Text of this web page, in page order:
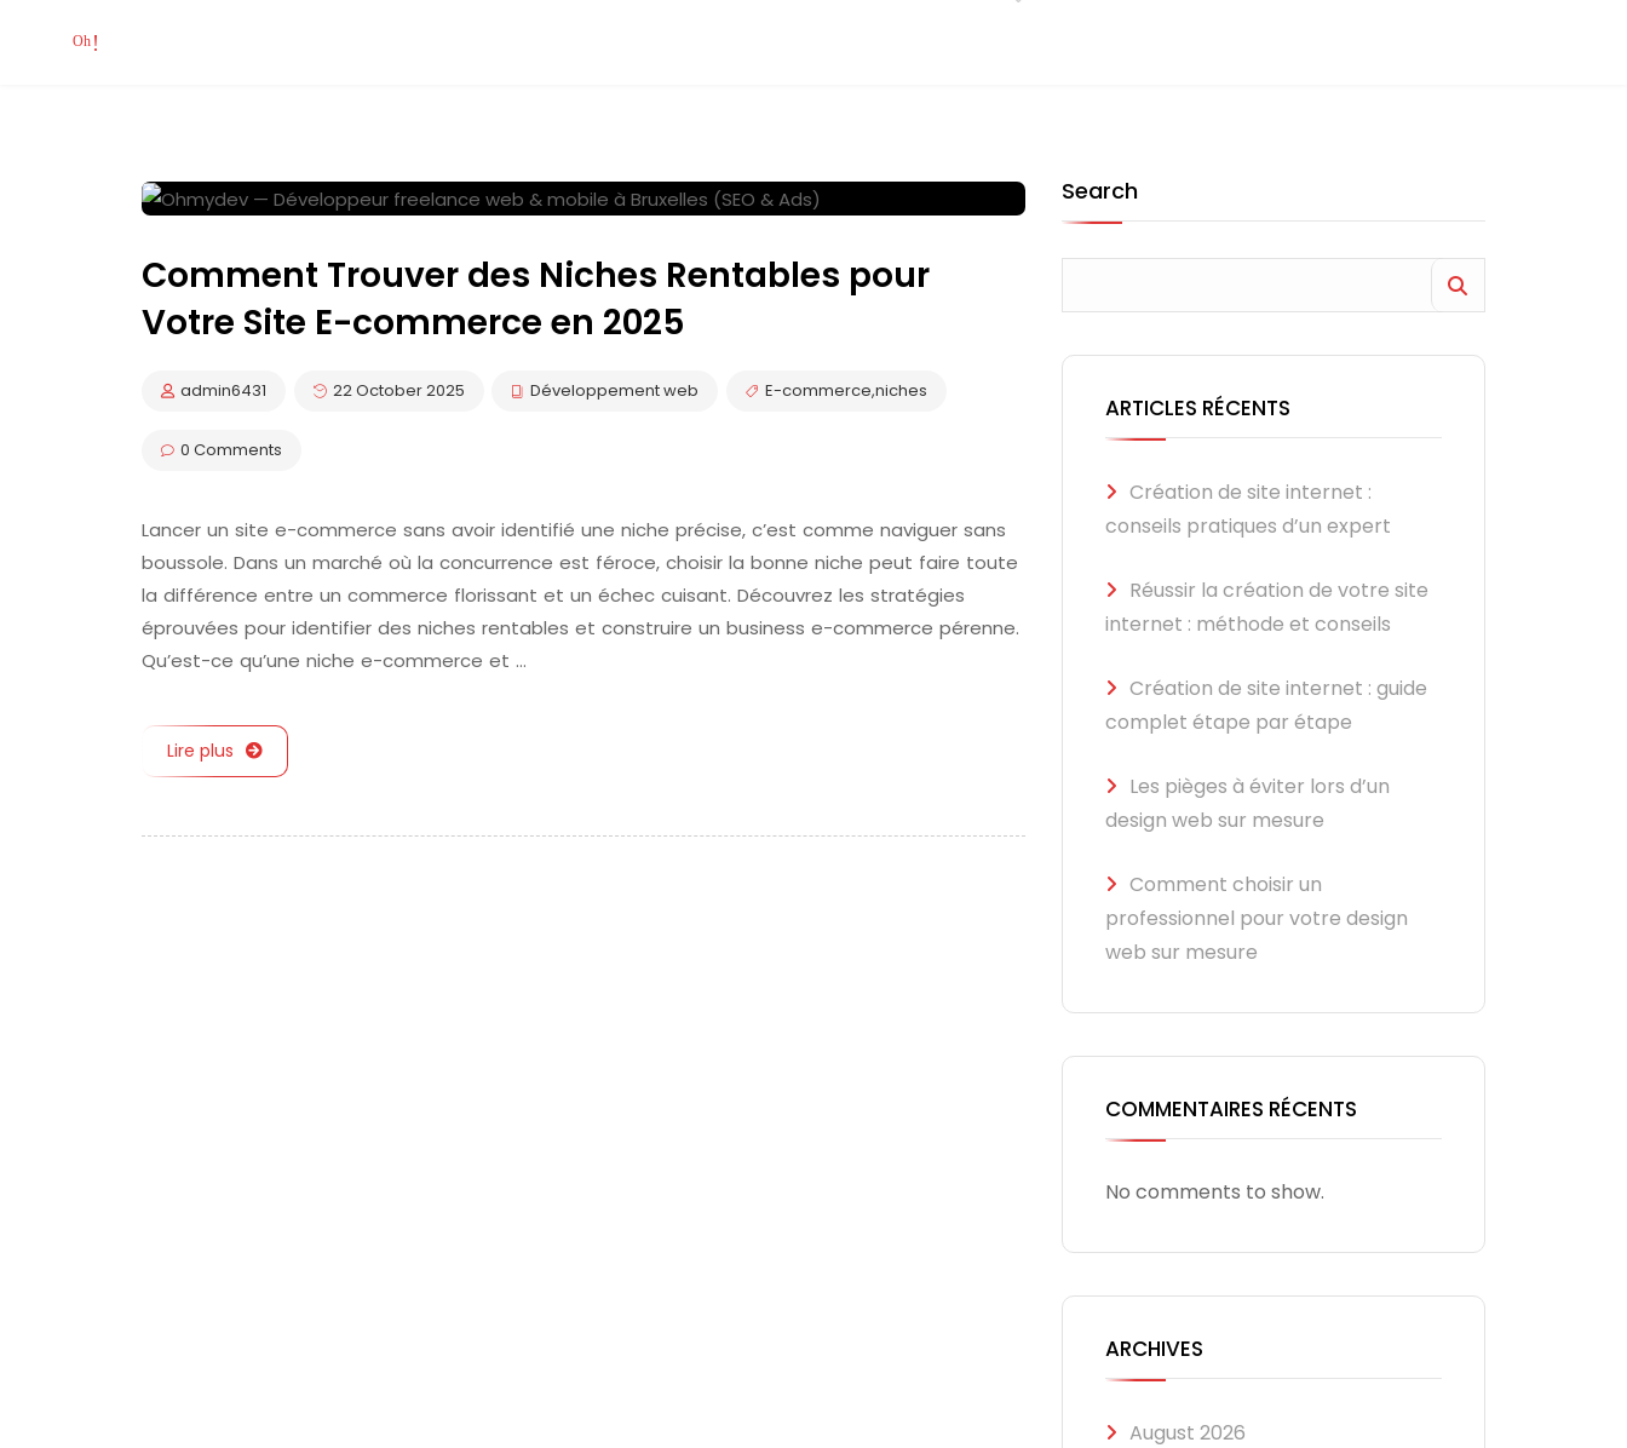
Comment Trouver des Niches Rentables pour
Votre Site E-commerce en 2025
admin6431 22 October 2025 Développement web E-commerce,niches
0 Comments
Lancer un site e-commerce sans avoir identifié une niche précise, c’est comme naviguer sans
boussole. Dans un marché où la concurrence est féroce, choisir la bonne niche peut faire toute
la différence entre un commerce florissant et un échec cuisant. Découvrez les stratégies
éprouvées pour identifier des niches rentables et construire un business e-commerce pérenne.
Qu’est-ce qu’une niche e-commerce et …
Lire plus
Search
ARTICLES RÉCENTS
Création de site internet :
conseils pratiques d’un expert
Réussir la création de votre site
internet : méthode et conseils
Création de site internet : guide
complet étape par étape
Les pièges à éviter lors d’un
design web sur mesure
Comment choisir un
professionnel pour votre design
web sur mesure
COMMENTAIRES RÉCENTS
No comments to show.
ARCHIVES
August 2026